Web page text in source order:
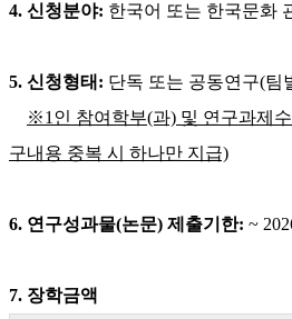
4. 신청분야: 한국어 또는 한국문화
5. 신청형태: 단독 또는 공동연구(팀
※1인 참여학부(과) 및 연구과제
구내용 중복 시 하나만 지급)
6. 연구성과물(논문) 제출기한: ~
7. 장학금액